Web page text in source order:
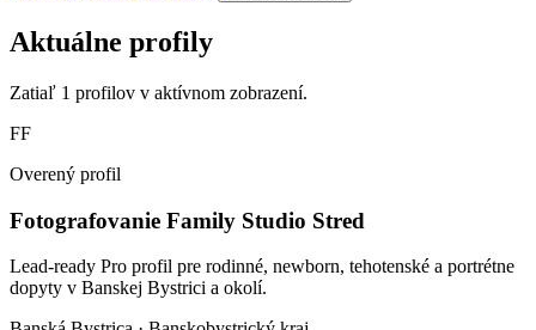
Aktuálne profily
Zatiaľ 1 profilov v aktívnom zobrazení.
FF
Overený profil
Fotografovanie Family Studio Stred
Lead-ready Pro profil pre rodinné, newborn, tehotenské a portrétne
dopyty v Banskej Bystrici a okolí.